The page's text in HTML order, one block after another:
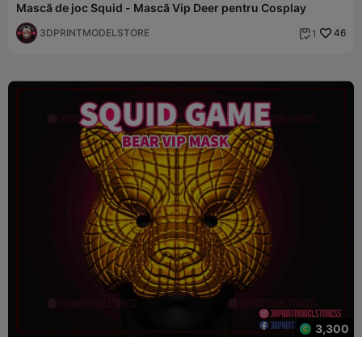
Mască de joc Squid - Mască Vip Deer pentru Cosplay
3DPRINTMODELSTORE  1 46
3,300